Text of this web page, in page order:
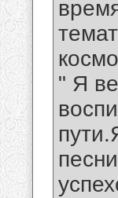
" Я